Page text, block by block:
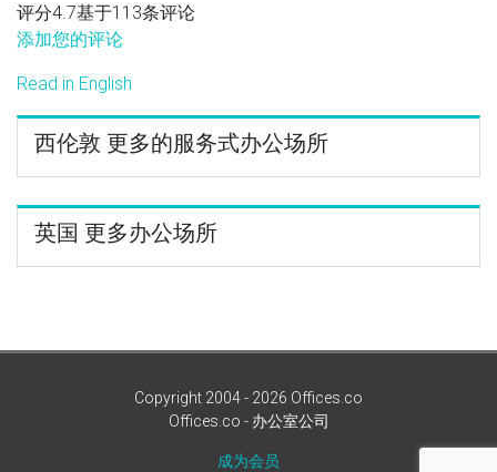
评分4.7基于113条评论
添加您的评论
Read in English
西伦敦 更多的服务式办公场所
英国 更多办公场所
Copyright 2004 - 2026 Offices.co
Offices.co - 办公室公司
成为会员